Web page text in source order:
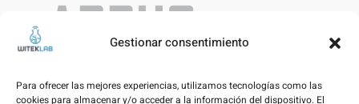
Gestionar consentimiento
Para ofrecer las mejores experiencias, utilizamos tecnologías como las
cookies para almacenar y/o acceder a la información del dispositivo. El